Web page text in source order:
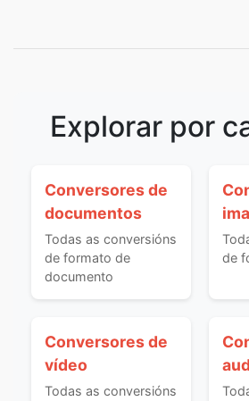
Explorar por
Conversores de
documentos
Todas as conversións
de formato de
documento
de
Conversores de
vídeo
Todas as conversións